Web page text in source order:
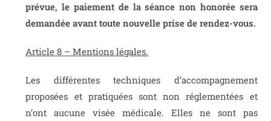
prévue, le paiement de la séance non honorée sera
demandée avant toute nouvelle prise de rendez-vous.
Article 8 – Mentions légales.
Les différentes techniques d’accompagnement
proposées et pratiquées sont non réglementées et
n’ont aucune visée médicale. Elles ne sont pas